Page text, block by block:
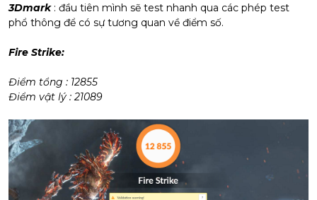
3Dmark: đầu tiên mình sẽ test nhanh qua các phép test
phổ thông để có sự tương quan về điểm số.
Fire Strike:
Điểm tổng : 12855
Điểm vật lý : 21089